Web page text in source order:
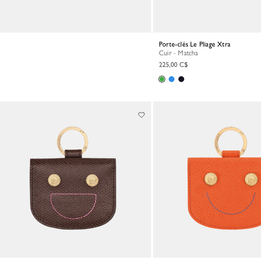
Porte-clés Le Pliage Xtra
Cuir - Matcha
225,00 C$